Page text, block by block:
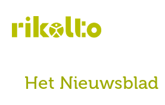
Het Nieuwsblad